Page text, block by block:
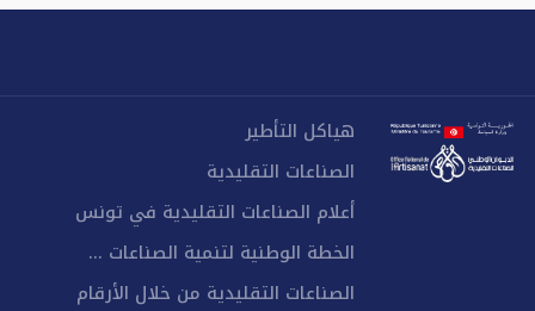
هياكل التأطير
الصناعات التقليدية
أعلام الصناعات التقليدية في تونس
الخطة الوطنية لتنمية الصناعات ...
الصناعات التقليدية من خلال الأرقام